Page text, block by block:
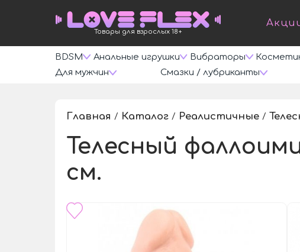
Товары для взрослых 18+
BDSM Анальные игрушки Вибраторы
Для мужчин
Смазки / лубриканты
Главная / Каталог / Реалистичные /
Телесный
см.